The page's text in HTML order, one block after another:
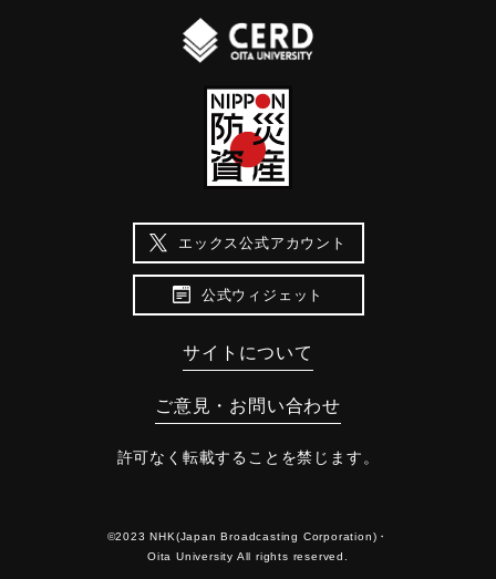
エックス公式アカウント
公式ウィジェット
サイトについて
ご意見・お問い合わせ
許可なく転載することを禁じます。
©2023 NHK(Japan Broadcasting Corporation)・
Oita University All rights reserved.